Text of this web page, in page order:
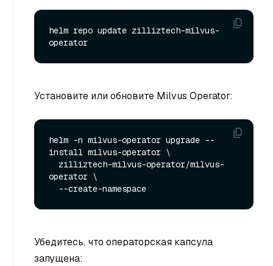
helm repo update zilliztech-milvus-
Установите или обновите Milvus Operator:
helm -n milvus-operator upgrade --
install milvus-operator \
operator \
Убедитесь, что операторская капсула
запущена: